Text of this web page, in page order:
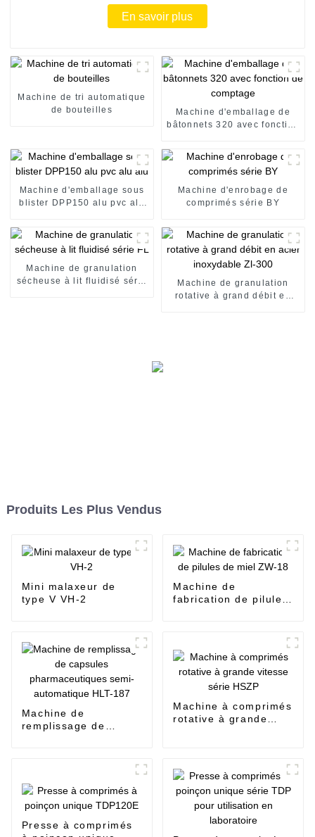
En savoir plus
Machine de tri automatique
de bouteilles
Machine d'emballage de
bâtonnets 320 avec fonction
Machine d'emballage sous
blister DPP150 alu pvc alu
Machine d'enrobage de
comprimés série BY
Machine de granulation
sécheuse à lit fluidisé série
Machine de granulation
rotative à grand débit en
Produits Les Plus Vendus
Mini malaxeur de
type V VH-2
Machine de
fabrication de pilules
Machine de
remplissage de
Machine à comprimés
rotative à grande
Presse à comprimés